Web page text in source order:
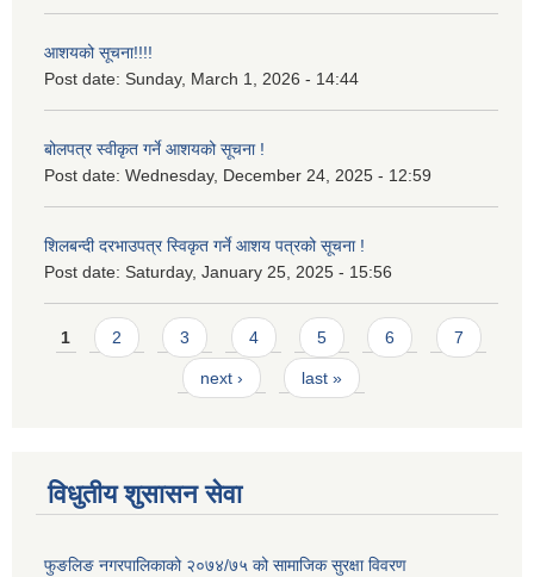
आशयको सूचना!!!!
Post date: Sunday, March 1, 2026 - 14:44
बोलपत्र स्वीकृत गर्ने आशयको सूचना !
Post date: Wednesday, December 24, 2025 - 12:59
शिलबन्दी दरभाउपत्र स्विकृत गर्ने आशय पत्रको सूचना !
Post date: Saturday, January 25, 2025 - 15:56
Pages
1 2 3 4 5 6 7
next › last »
विधुतीय शुसासन सेवा
फुङलिङ नगरपालिकाको २०७४/७५ को सामाजिक सुरक्षा विवरण